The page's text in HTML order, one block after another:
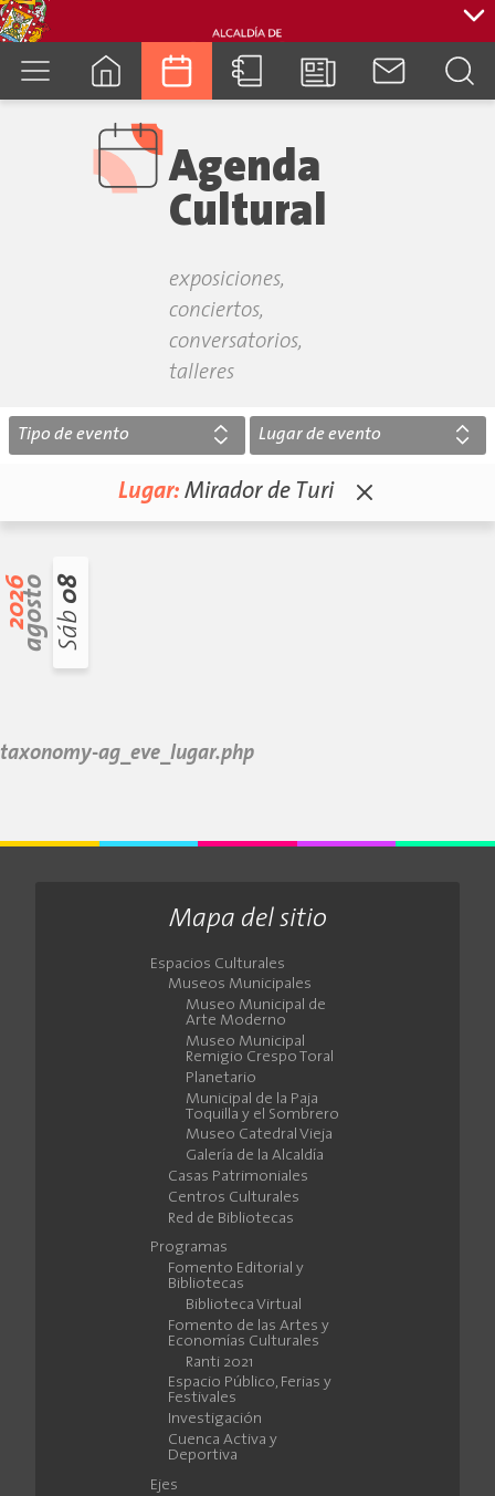
Agenda
Cultural
exposiciones,
conciertos,
conversatorios,
talleres
Lugar: Mirador de Turi
2026agosto Sáb
08
Tipo de evento Lugar de evento
taxonomy-ag_eve_lugar.php
Mapa del sitio
Espacios Culturales
Museos Municipales
Museo Municipal de
Arte Moderno
Museo Municipal
Remigio Crespo Toral
Planetario
Municipal de la Paja
Toquilla y el Sombrero
Museo Catedral Vieja
Galería de la Alcaldía
Casas Patrimoniales
Centros Culturales
Red de Bibliotecas
Programas
Fomento Editorial y
Bibliotecas
Biblioteca Virtual
Fomento de las Artes y
Economías Culturales
Ranti 2021
Espacio Público, Ferias y
Festivales
Investigación
Cuenca Activa y
Deportiva
Ejes